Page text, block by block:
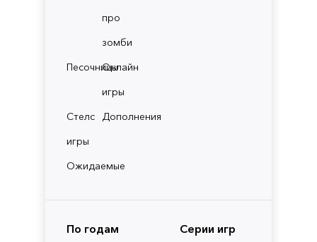
про
зомби
ПесочницыОнлайн
игры
Стелс
игры
Дополнения
Ожидаемые
По годам Серии игр